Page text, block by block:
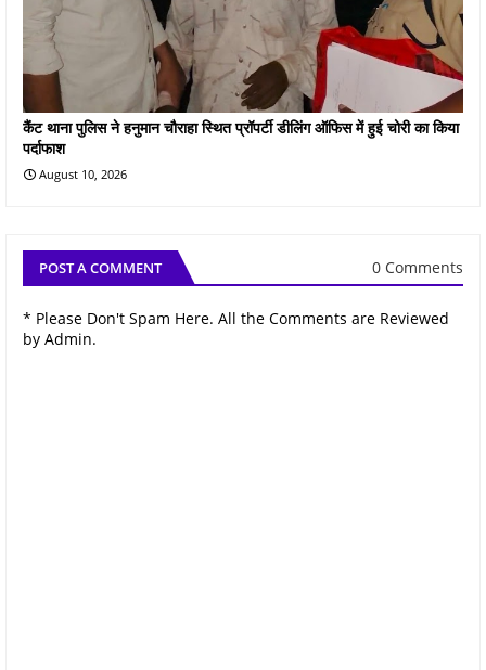
कैंट थाना पुलिस ने हनुमान चौराहा स्थित प्रॉपर्टी डीलिंग ऑफिस में हुई चोरी का किया
पर्दाफाश
August 10, 2026
POST A COMMENT 0 Comments
* Please Don't Spam Here. All the Comments are Reviewed
by Admin.